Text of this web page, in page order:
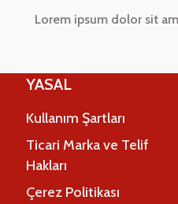
Lorem ipsum dolor sit
YASAL
Kullanım Şartları
Ticari Marka ve Telif
Hakları
Çerez Politikası